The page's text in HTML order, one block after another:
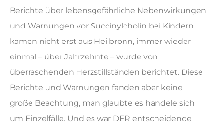
Berichte über lebensgefährliche Nebenwirkungen
und Warnungen vor Succinylcholin bei Kindern
kamen nicht erst aus Heilbronn, immer wieder
einmal – über Jahrzehnte – wurde von
überraschenden Herzstillständen berichtet. Diese
Berichte und Warnungen fanden aber keine
große Beachtung, man glaubte es handele sich
um Einzelfälle. Und es war DER entscheidende